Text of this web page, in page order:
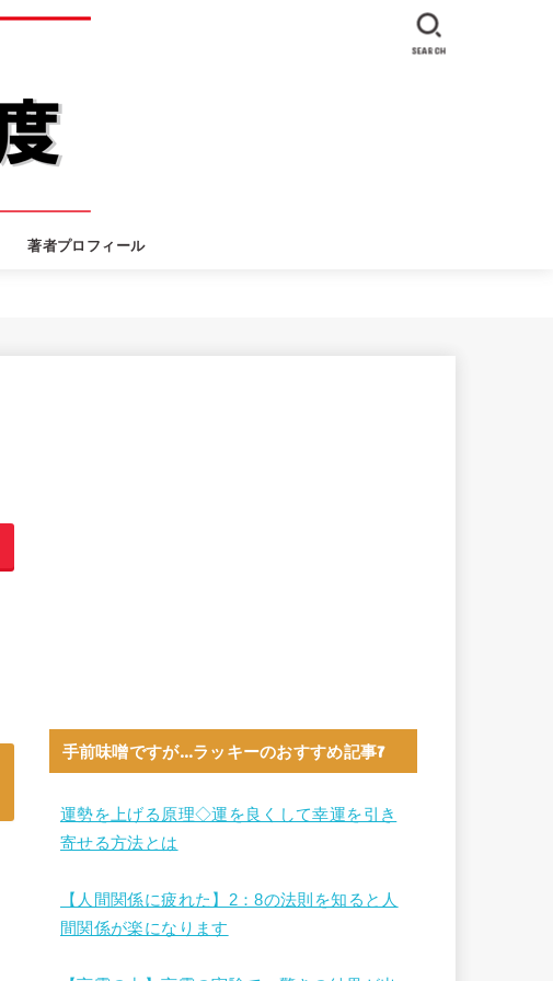
著者プロフィール
SEARCH
手前味噌ですが…ラッキーのおすすめ記事7
運勢を上げる原理◇運を良くして幸運を引き
寄せる方法とは
【人間関係に疲れた】2：8の法則を知ると人
間関係が楽になります